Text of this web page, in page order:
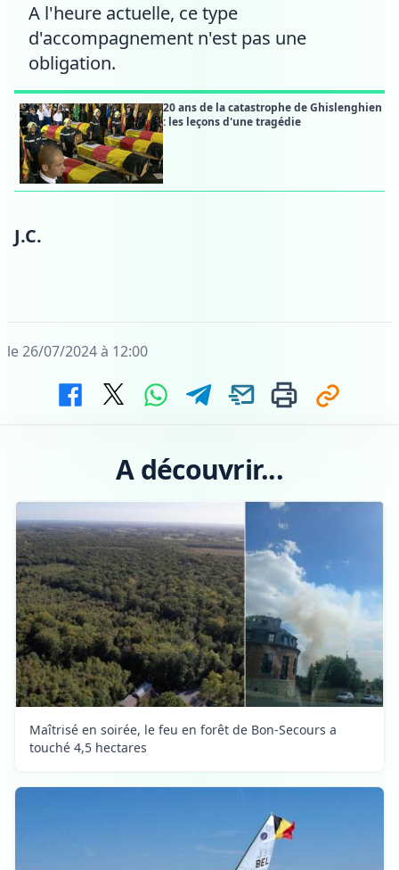
A l'heure actuelle, ce type
d'accompagnement n'est pas une
obligation.
20 ans de la catastrophe de Ghislenghien
: les leçons d'une tragédie
J.C.
le 26/07/2024 à 12:00
A découvrir...
Maîtrisé en soirée, le feu en forêt de Bon-Secours a
touché 4,5 hectares